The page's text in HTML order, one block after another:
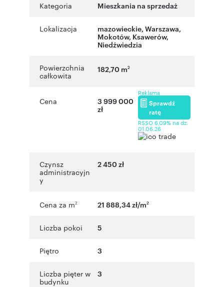
Kategoria Mieszkania na sprzedaż
Lokalizacja mazowieckie, Warszawa,
Mokotów, Ksawerów,
Niedźwiedzia
Powierzchnia
całkowita
182,70 m2
Cena
3 999 000
zł
Reklama
Sprawdź
ratę
RSSO 6,09% na dz.
01.06.26
Czynsz
administracyjn
y
2 450 zł
Cena za m2 21 888,34 zł/m2
Liczba pokoi 5
Piętro 3
Liczba pięter w
budynku
3